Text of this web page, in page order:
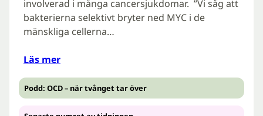
involverad i många cancersjukdomar. ”Vi såg att
bakterierna selektivt bryter ned MYC i de
mänskliga cellerna…
Läs mer
Podd: OCD – när tvånget tar över